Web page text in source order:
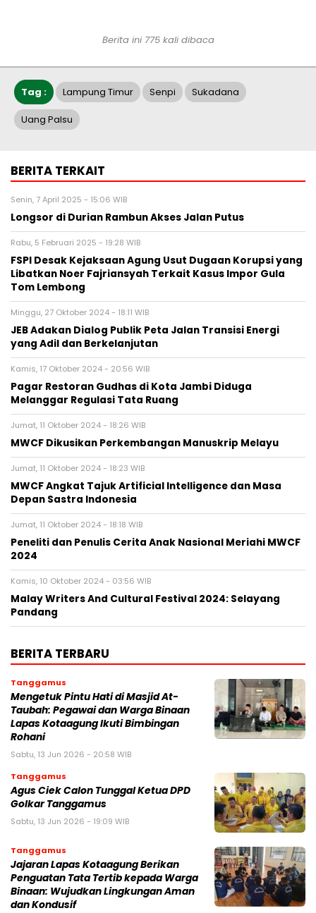
Berita ini 775 kali dibaca
Tag : Lampung Timur Senpi Sukadana
Uang Palsu
BERITA TERKAIT
Senin, 7 April 2025 - 15:06 WIB
Longsor di Durian Rambun Akses Jalan Putus
Rabu, 5 Februari 2025 - 19:28 WIB
FSPI Desak Kejaksaan Agung Usut Dugaan Korupsi yang
Libatkan Noer Fajriansyah Terkait Kasus Impor Gula
Tom Lembong
Minggu, 27 Oktober 2024 - 18:11 WIB
JEB Adakan Dialog Publik Peta Jalan Transisi Energi
yang Adil dan Berkelanjutan
Kamis, 17 Oktober 2024 - 20:56 WIB
Pagar Restoran Gudhas di Kota Jambi Diduga
Melanggar Regulasi Tata Ruang
Jumat, 11 Oktober 2024 - 18:26 WIB
MWCF Dikusikan Perkembangan Manuskrip Melayu
Jumat, 11 Oktober 2024 - 18:23 WIB
MWCF Angkat Tajuk Artificial Intelligence dan Masa
Depan Sastra Indonesia
Jumat, 11 Oktober 2024 - 18:18 WIB
Peneliti dan Penulis Cerita Anak Nasional Meriahi MWCF
2024
Kamis, 10 Oktober 2024 - 03:56 WIB
Malay Writers And Cultural Festival 2024: Selayang
Pandang
BERITA TERBARU
Tanggamus
Mengetuk Pintu Hati di Masjid At-
Taubah: Pegawai dan Warga Binaan
Lapas Kotaagung Ikuti Bimbingan
Rohani
Sabtu, 13 Jun 2026 - 20:58 WIB
Tanggamus
Agus Ciek Calon Tunggal Ketua DPD
Golkar Tanggamus
Sabtu, 13 Jun 2026 - 19:09 WIB
Tanggamus
Jajaran Lapas Kotaagung Berikan
Penguatan Tata Tertib kepada Warga
Binaan: Wujudkan Lingkungan Aman
dan Kondusif